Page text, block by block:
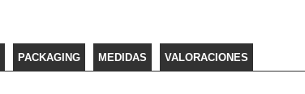
PACKAGING MEDIDAS VALORACIONES